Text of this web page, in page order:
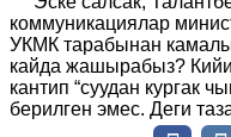
коммуникациялар
УКМК тарабынан
кайда жашырабыз?
кантип “суудан кургак
берилген эмес. Деги